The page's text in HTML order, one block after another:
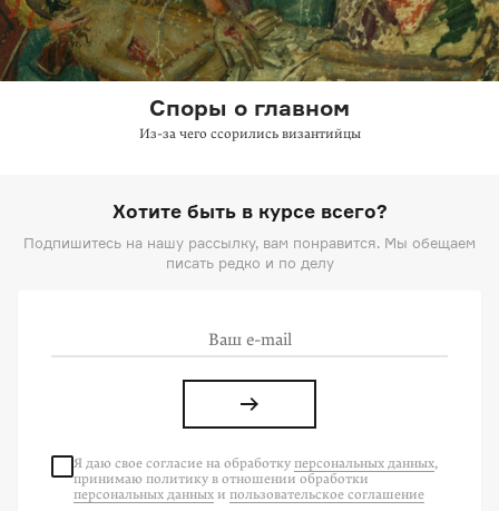
Споры о главном
Из-за чего ссорились византийцы
Хотите быть в курсе всего?
Подпишитесь на нашу рассылку, вам понравится. Мы обещаем
писать редко и по делу
Я даю свое согласие на обработку персональных данных,
принимаю политику в отношении обработки
персональных данных и пользовательское соглашение